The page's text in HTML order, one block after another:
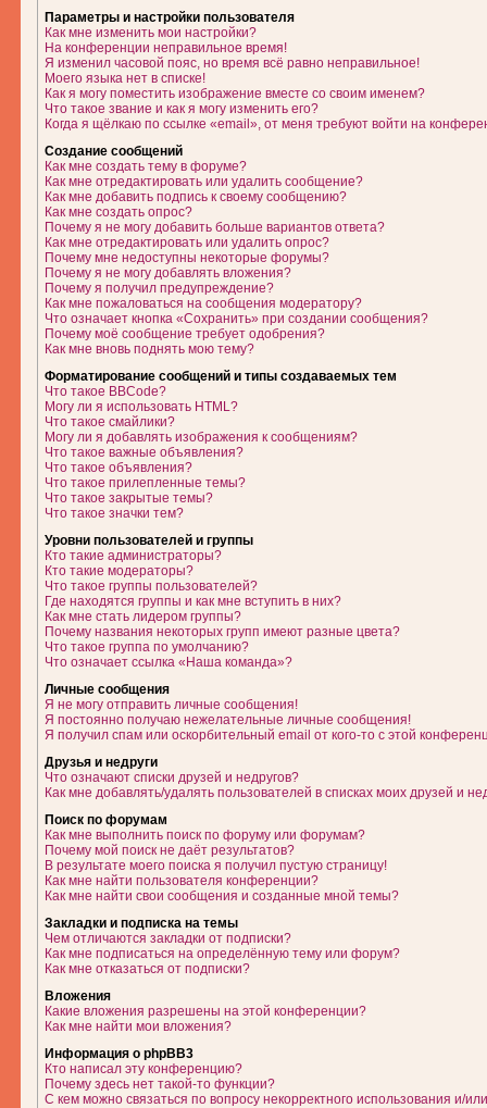
Параметры и настройки пользователя
Как мне изменить мои настройки?
На конференции неправильное время!
Я изменил часовой пояс, но время всё равно неправильное!
Моего языка нет в списке!
Как я могу поместить изображение вместе со своим именем?
Что такое звание и как я могу изменить его?
Когда я щёлкаю по ссылке «email», от меня требуют войти на
Создание сообщений
Как мне создать тему в форуме?
Как мне отредактировать или удалить сообщение?
Как мне добавить подпись к своему сообщению?
Как мне создать опрос?
Почему я не могу добавить больше вариантов ответа?
Как мне отредактировать или удалить опрос?
Почему мне недоступны некоторые форумы?
Почему я не могу добавлять вложения?
Почему я получил предупреждение?
Как мне пожаловаться на сообщения модератору?
Что означает кнопка «Сохранить» при создании сообщения?
Почему моё сообщение требует одобрения?
Как мне вновь поднять мою тему?
Форматирование сообщений и типы создаваемых тем
Что такое BBCode?
Могу ли я использовать HTML?
Что такое смайлики?
Могу ли я добавлять изображения к сообщениям?
Что такое важные объявления?
Что такое объявления?
Что такое прилепленные темы?
Что такое закрытые темы?
Что такое значки тем?
Уровни пользователей и группы
Кто такие администраторы?
Кто такие модераторы?
Что такое группы пользователей?
Где находятся группы и как мне вступить в них?
Как мне стать лидером группы?
Почему названия некоторых групп имеют разные цвета?
Что такое группа по умолчанию?
Что означает ссылка «Наша команда»?
Личные сообщения
Я не могу отправить личные сообщения!
Я постоянно получаю нежелательные личные сообщения!
Я получил спам или оскорбительный email от кого-то с этой
Друзья и недруги
Что означают списки друзей и недругов?
Как мне добавлять/удалять пользователей в списках моих друзей и
Поиск по форумам
Как мне выполнить поиск по форуму или форумам?
Почему мой поиск не даёт результатов?
В результате моего поиска я получил пустую страницу!
Как мне найти пользователя конференции?
Как мне найти свои сообщения и созданные мной темы?
Закладки и подписка на темы
Чем отличаются закладки от подписки?
Как мне подписаться на определённую тему или форум?
Как мне отказаться от подписки?
Вложения
Какие вложения разрешены на этой конференции?
Как мне найти мои вложения?
Информация о phpBB3
Кто написал эту конференцию?
Почему здесь нет такой-то функции?
С кем можно связаться по вопросу некорректного использования и/